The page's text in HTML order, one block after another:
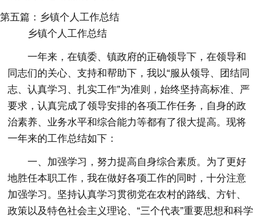
第五篇：乡镇个人工作总结
乡镇个人工作总结
一年来，在镇委、镇政府的正确领导下，在领导和
同志们的关心、支持和帮助下，我以“服从领导、团结同
志、认真学习、扎实工作”为准则，始终坚持高标准、严
要求，认真完成了领导安排的各项工作任务，自身的政
治素养、业务水平和综合能力等都有了很大提高。现将
一年来的工作总结如下：
一、加强学习，努力提高自身综合素质。为了更好
地胜任本职工作，我在做好各项工作的同时，十分注意
加强学习。坚持认真学习贯彻党在农村的路线、方针、
政策以及特色社会主义理论、“三个代表”重要思想和科学